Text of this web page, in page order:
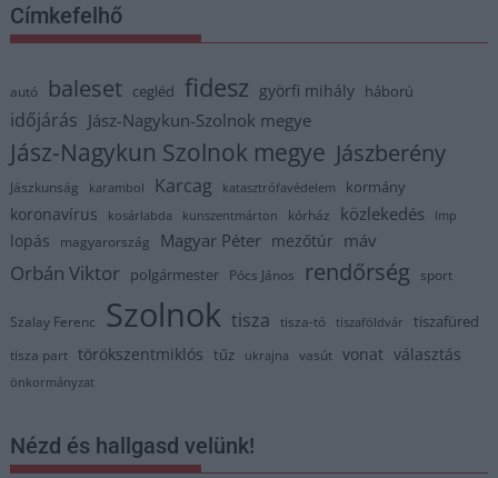
Címkefelhő
autó baleset cegléd fidesz györfi mihály háború
időjárás Jász-Nagykun-Szolnok megye
Jász-Nagykun Szolnok megye Jászberény
Jászkunság karambol Karcag katasztrófavédelem kormány
koronavírus kosárlabda kunszentmárton kórház közlekedés lmp
lopás magyarország Magyar Péter mezőtúr máv
Orbán Viktor polgármester Pócs János rendőrség sport
Szalay Ferenc Szolnok tisza tisza-tó tiszaföldvár tiszafüred
tisza part törökszentmiklós tűz ukrajna vasút vonat választás
önkormányzat
Nézd és hallgasd velünk!